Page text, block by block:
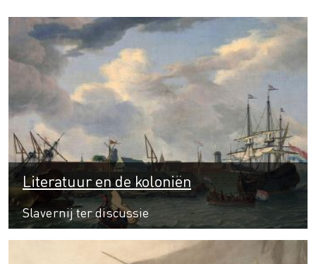
Literatuur en de koloniën
Slavernij ter discussie